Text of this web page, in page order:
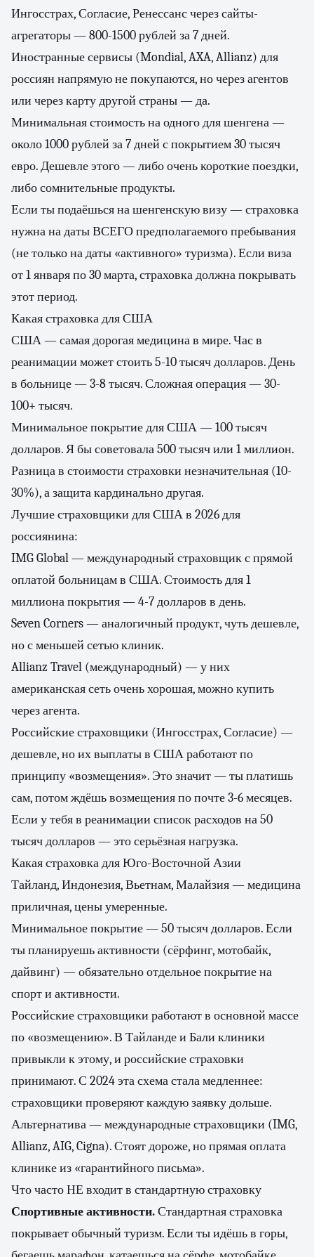
Ингосстрах, Согласие, Ренессанс через сайты-
агрегаторы — 800-1500 рублей за 7 дней.
Иностранные сервисы (Mondial, AXA, Allianz) для
россиян напрямую не покупаются, но через агентов
или через карту другой страны — да.
Минимальная стоимость на одного для шенгена —
около 1000 рублей за 7 дней с покрытием 30 тысяч
евро. Дешевле этого — либо очень короткие поездки,
либо сомнительные продукты.
Если ты подаёшься на шенгенскую визу — страховка
нужна на даты ВСЕГО предполагаемого пребывания
(не только на даты «активного» туризма). Если виза
от 1 января по 30 марта, страховка должна покрывать
этот период.
Какая страховка для США
США — самая дорогая медицина в мире. Час в
реанимации может стоить 5-10 тысяч долларов. День
в больнице — 3-8 тысяч. Сложная операция — 30-
100+ тысяч.
Минимальное покрытие для США — 100 тысяч
долларов. Я бы советовала 500 тысяч или 1 миллион.
Разница в стоимости страховки незначительная (10-
30%), а защита кардинально другая.
Лучшие страховщики для США в 2026 для
россиянина:
IMG Global — международный страховщик с прямой
оплатой больницам в США. Стоимость для 1
миллиона покрытия — 4-7 долларов в день.
Seven Corners — аналогичный продукт, чуть дешевле,
но с меньшей сетью клиник.
Allianz Travel (международный) — у них
американская сеть очень хорошая, можно купить
через агента.
Российские страховщики (Ингосстрах, Согласие) —
дешевле, но их выплаты в США работают по
принципу «возмещения». Это значит — ты платишь
сам, потом ждёшь возмещения по почте 3-6 месяцев.
Если у тебя в реанимации список расходов на 50
тысяч долларов — это серьёзная нагрузка.
Какая страховка для Юго-Восточной Азии
Тайланд, Индонезия, Вьетнам, Малайзия — медицина
приличная, цены умеренные.
Минимальное покрытие — 50 тысяч долларов. Если
ты планируешь активности (сёрфинг, мотобайк,
дайвинг) — обязательно отдельное покрытие на
спорт и активности.
Российские страховщики работают в основной массе
по «возмещению». В Тайланде и Бали клиники
привыкли к этому, и российские страховки
принимают. С 2024 эта схема стала медленнее:
страховщики проверяют каждую заявку дольше.
Альтернатива — международные страховщики (IMG,
Allianz, AIG, Cigna). Стоят дороже, но прямая оплата
клинике из «гарантийного письма».
Что часто НЕ входит в стандартную страховку
Спортивные активности.Стандартная страховка
покрывает обычный туризм. Если ты идёшь в горы,